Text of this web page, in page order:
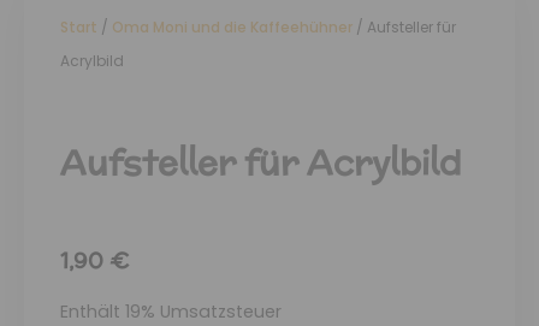
Start / Oma Moni und die Kaffeehühner / Aufsteller für
Acrylbild
Aufsteller für Acrylbild
1,90 €
Enthält 19% Umsatzsteuer